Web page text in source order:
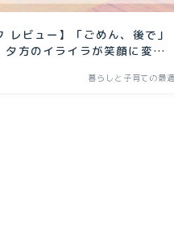
レビュー】「ごめん、後で」
夕方のイライラが笑顔に変わ
暮らしと子育ての最